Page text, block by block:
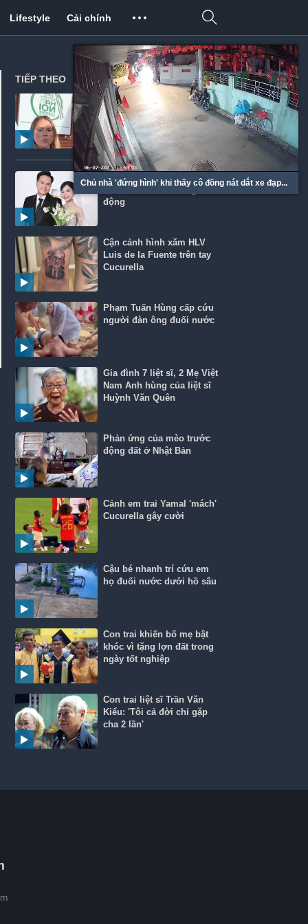
Lifestyle Cải chính
Chủ nhà 'đứng hình' khi thấy cô đồng nát dắt xe đạp...
TIẾP THEO
Hai anh em gốc Việt nói
tiếng Quảng Bình
Chú rể mất hai tay đón cô
dâu khiến hôn trường xúc
động
Cận cảnh hình xăm HLV
Luis de la Fuente trên tay
Cucurella
Phạm Tuấn Hùng cấp cứu
người đàn ông đuối nước
Gia đình 7 liệt sĩ, 2 Mẹ Việt
Nam Anh hùng của liệt sĩ
Huỳnh Văn Quên
Phản ứng của mèo trước
động đất ở Nhật Bản
Cảnh em trai Yamal 'mách'
Cucurella gây cười
Cậu bé nhanh trí cứu em
họ đuối nước dưới hồ sâu
Con trai khiến bố mẹ bật
khóc vì tặng lợn đất trong
ngày tốt nghiệp
Con trai liệt sĩ Trần Văn
Kiểu: 'Tôi cả đời chỉ gặp
cha 2 lần'